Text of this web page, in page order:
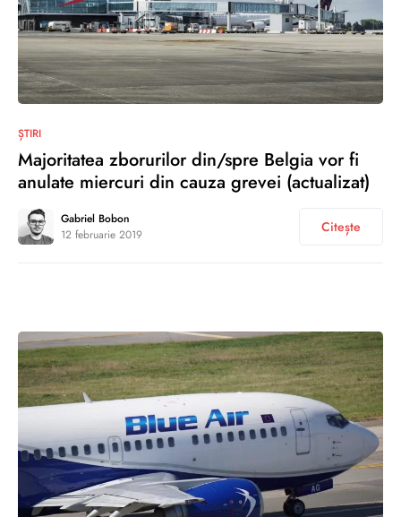
ȘTIRI
Majoritatea zborurilor din/spre Belgia vor fi
anulate miercuri din cauza grevei (actualizat)
Gabriel Bobon
12 februarie 2019
Citește